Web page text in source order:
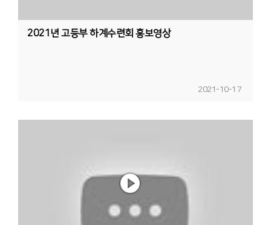
2021년 고등부 하계수련회 홍보영상
2021-10-17